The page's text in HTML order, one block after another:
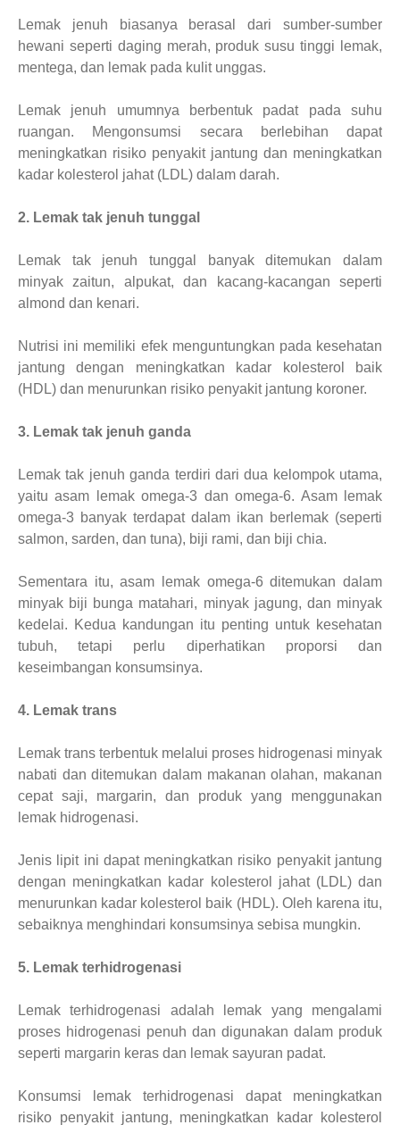
Lemak jenuh biasanya berasal dari sumber-sumber
hewani seperti daging merah, produk susu tinggi lemak,
mentega, dan lemak pada kulit unggas.
Lemak jenuh umumnya berbentuk padat pada suhu
ruangan. Mengonsumsi secara berlebihan dapat
meningkatkan risiko penyakit jantung dan meningkatkan
kadar kolesterol jahat (LDL) dalam darah.
2. Lemak tak jenuh tunggal
Lemak tak jenuh tunggal banyak ditemukan dalam
minyak zaitun, alpukat, dan kacang-kacangan seperti
almond dan kenari.
Nutrisi ini memiliki efek menguntungkan pada kesehatan
jantung dengan meningkatkan kadar kolesterol baik
(HDL) dan menurunkan risiko penyakit jantung koroner.
3. Lemak tak jenuh ganda
Lemak tak jenuh ganda terdiri dari dua kelompok utama,
yaitu asam lemak omega-3 dan omega-6. Asam lemak
omega-3 banyak terdapat dalam ikan berlemak (seperti
salmon, sarden, dan tuna), biji rami, dan biji chia.
Sementara itu, asam lemak omega-6 ditemukan dalam
minyak biji bunga matahari, minyak jagung, dan minyak
kedelai. Kedua kandungan itu penting untuk kesehatan
tubuh, tetapi perlu diperhatikan proporsi dan
keseimbangan konsumsinya.
4. Lemak trans
Lemak trans terbentuk melalui proses hidrogenasi minyak
nabati dan ditemukan dalam makanan olahan, makanan
cepat saji, margarin, dan produk yang menggunakan
lemak hidrogenasi.
Jenis lipit ini dapat meningkatkan risiko penyakit jantung
dengan meningkatkan kadar kolesterol jahat (LDL) dan
menurunkan kadar kolesterol baik (HDL). Oleh karena itu,
sebaiknya menghindari konsumsinya sebisa mungkin.
5. Lemak terhidrogenasi
Lemak terhidrogenasi adalah lemak yang mengalami
proses hidrogenasi penuh dan digunakan dalam produk
seperti margarin keras dan lemak sayuran padat.
Konsumsi lemak terhidrogenasi dapat meningkatkan
risiko penyakit jantung, meningkatkan kadar kolesterol